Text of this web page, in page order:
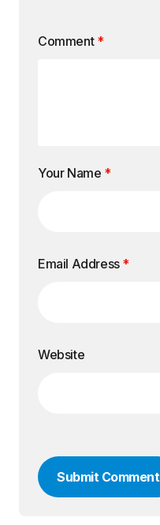
Comment *
Your Name *
Email Address *
Website
Submit Comment